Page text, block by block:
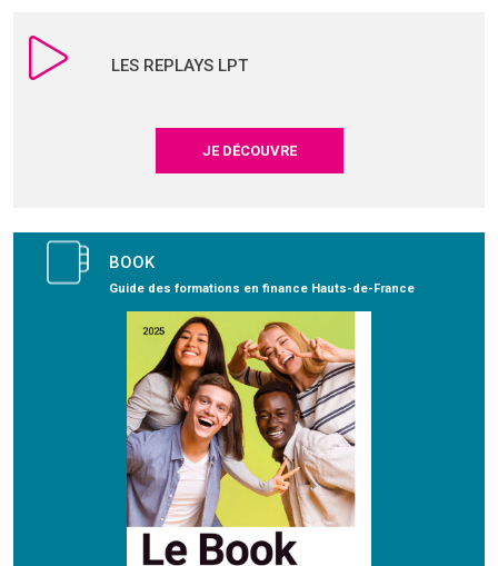
LES REPLAYS LPT
JE DÉCOUVRE
BOOK
Guide des formations en finance Hauts-de-France